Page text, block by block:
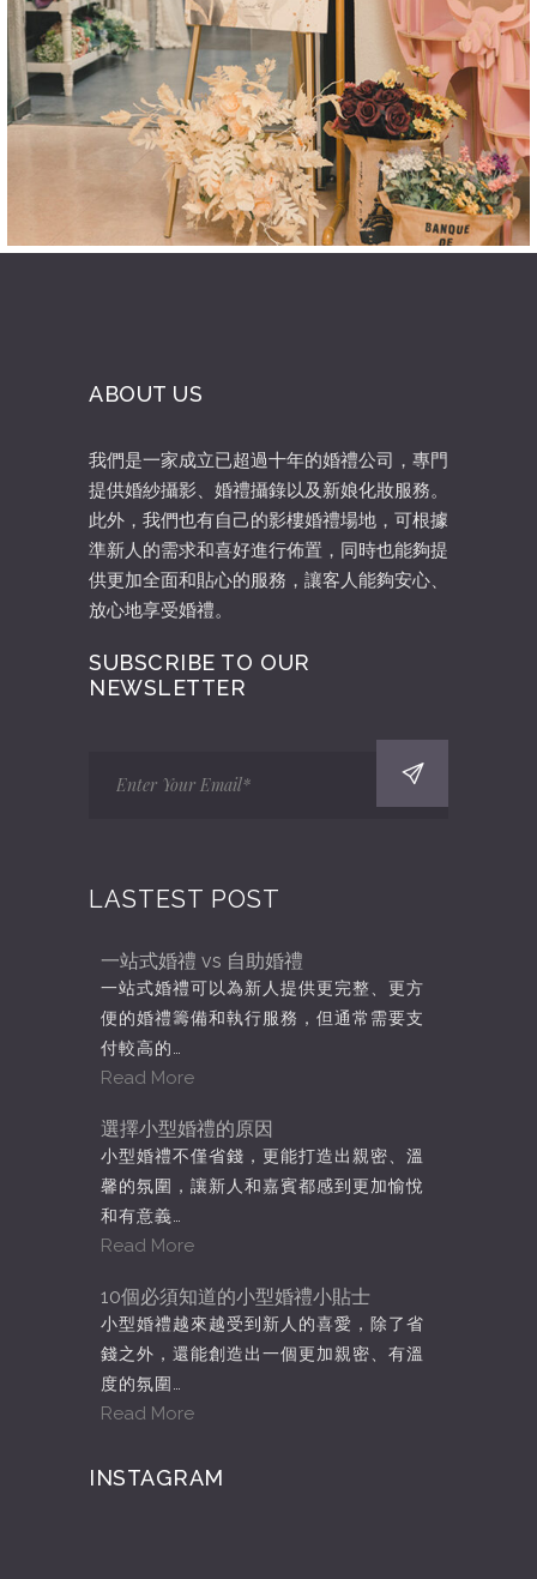
ABOUT US
我們是一家成立已超過十年的婚禮公司，專門
提供婚紗攝影、婚禮攝錄以及新娘化妝服務。
此外，我們也有自己的影樓婚禮場地，可根據
準新人的需求和喜好進行佈置，同時也能夠提
供更加全面和貼心的服務，讓客人能夠安心、
放心地享受婚禮。
SUBSCRIBE TO OUR
NEWSLETTER
LASTEST POST
一站式婚禮 vs 自助婚禮
一站式婚禮可以為新人提供更完整、更方
便的婚禮籌備和執行服務，但通常需要支
付較高的…
Read More
選擇小型婚禮的原因
小型婚禮不僅省錢，更能打造出親密、溫
馨的氛圍，讓新人和嘉賓都感到更加愉悅
和有意義…
Read More
10個必須知道的小型婚禮小貼士
小型婚禮越來越受到新人的喜愛，除了省
錢之外，還能創造出一個更加親密、有溫
度的氛圍…
Read More
INSTAGRAM